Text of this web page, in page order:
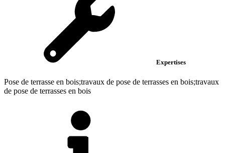
Expertises
Pose de terrasse en bois;travaux de pose de terrasses en bois;travaux
de pose de terrasses en bois